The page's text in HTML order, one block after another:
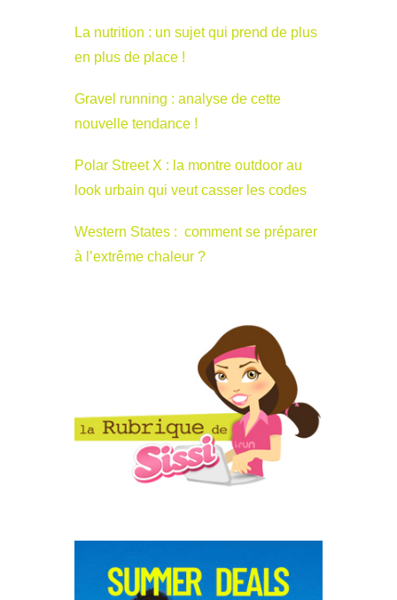
La nutrition : un sujet qui prend de plus
en plus de place !
Gravel running : analyse de cette
nouvelle tendance !
Polar Street X : la montre outdoor au
look urbain qui veut casser les codes
Western States : comment se préparer
à l’extrême chaleur ?